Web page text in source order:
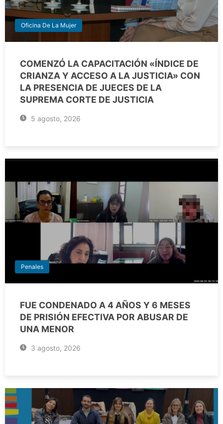
Oficina De La Mujer
COMENZÓ LA CAPACITACIÓN «ÍNDICE DE
CRIANZA Y ACCESO A LA JUSTICIA» CON
LA PRESENCIA DE JUECES DE LA
SUPREMA CORTE DE JUSTICIA
5 agosto, 2026
Penales
FUE CONDENADO A 4 AÑOS Y 6 MESES
DE PRISIÓN EFECTIVA POR ABUSAR DE
UNA MENOR
3 agosto, 2026